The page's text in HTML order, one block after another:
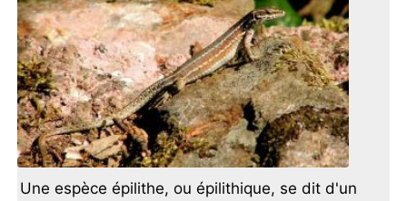
Une espèce épilithe, ou épilithique, se dit d'un